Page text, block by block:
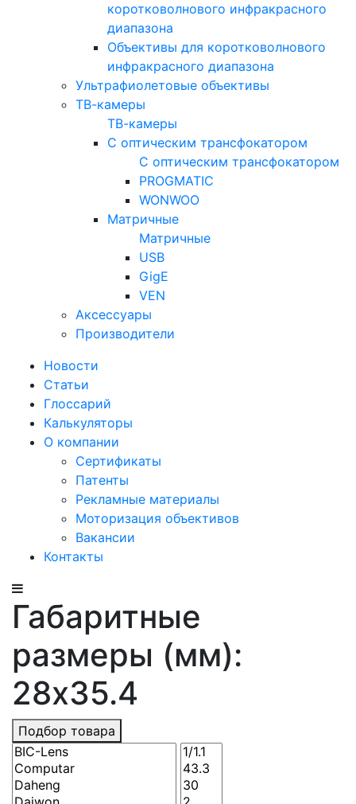
коротковолнового инфракрасного
диапазона
Объективы для коротковолнового
инфракрасного диапазона
Ультрафиолетовые объективы
ТВ-камеры
ТВ-камеры
С оптическим трансфокатором
С оптическим трансфокатором
PROGMATIC
WONWOO
Матричные
Матричные
USB
GigE
VEN
Аксессуары
Производители
Новости
Статьи
Глоссарий
Калькуляторы
О компании
Сертификаты
Патенты
Рекламные материалы
Моторизация объективов
Вакансии
Контакты
Габаритные
размеры (мм):
28x35.4
Подбор товара